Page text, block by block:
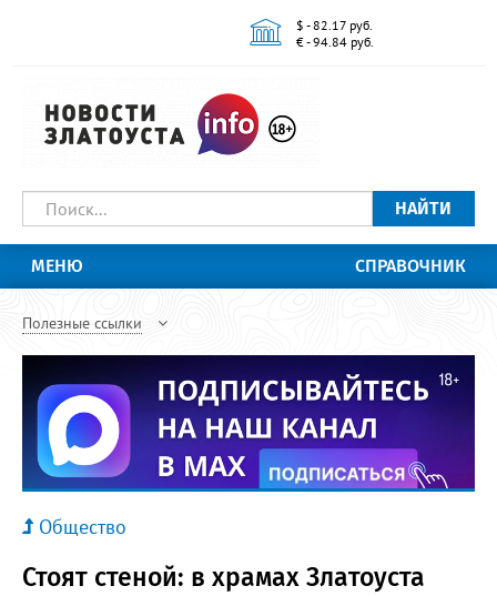
$ - 82.17 руб.
€ - 94.84 руб.
НАЙТИ
МЕНЮ СПРАВОЧНИК
Полезные ссылки
Общество
Стоят стеной: в храмах Златоуста